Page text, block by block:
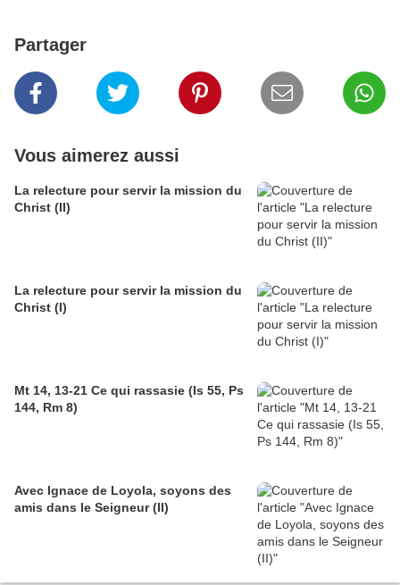
Partager
Vous aimerez aussi
La relecture pour servir la mission du
Christ (II)
La relecture pour servir la mission du
Christ (I)
Mt 14, 13-21 Ce qui rassasie (Is 55, Ps
144, Rm 8)
Avec Ignace de Loyola, soyons des
amis dans le Seigneur (II)